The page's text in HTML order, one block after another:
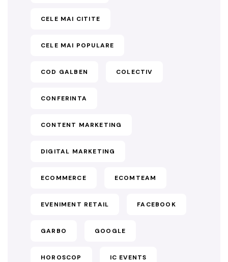
CELE MAI CITITE
CELE MAI POPULARE
COD GALBEN COLECTIV
CONFERINTA
CONTENT MARKETING
DIGITAL MARKETING
ECOMMERCE ECOMTEAM
EVENIMENT RETAIL FACEBOOK
GARBO GOOGLE
HOROSCOP IC EVENTS